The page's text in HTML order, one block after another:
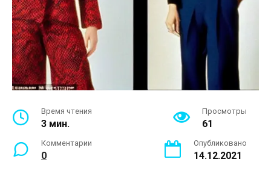
Время чтения
3 мин.
Просмотры
61
Комментарии
0
Опубликовано
14.12.2021